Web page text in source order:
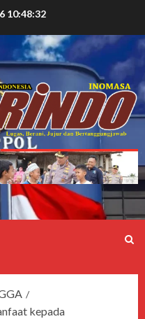
10:48:33
kepada